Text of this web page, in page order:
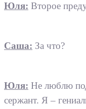
Юля: Второе
Саша: За что?
Юля: Не люблю
сержант. Я –